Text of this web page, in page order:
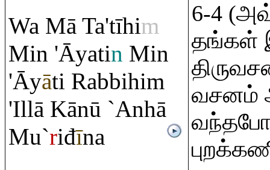
Wa Mā Ta'tīhim
Min 'Āyatin Min
'Āyāti Rabbihim
'Illā Kānū `Anhā
Mu`riđīna
6-4
தங்கள்
வசனம்